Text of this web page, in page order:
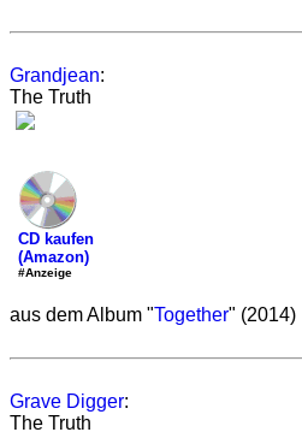
Grandjean:
The Truth
CD kaufen
(Amazon)
#Anzeige
aus dem Album "Together" (2014)
Grave Digger:
The Truth